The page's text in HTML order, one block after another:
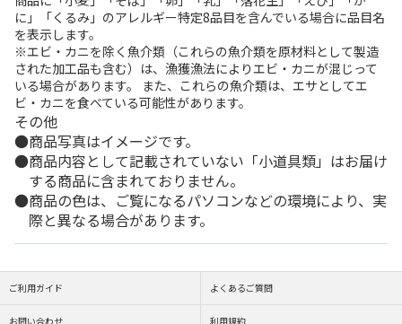
に」「くるみ」のアレルギー特定8品目を含んでいる場合に品目名
を表示します。
※エビ・カニを除く魚介類（これらの魚介類を原材料として製造
された加工品も含む）は、漁獲漁法によりエビ・カニが混じって
いる場合があります。 また、これらの魚介類は、エサとしてエ
ビ・カニを食べている可能性があります。
その他
商品写真はイメージです。
商品内容として記載されていない「小道具類」はお届け
する商品に含まれておりません。
商品の色は、ご覧になるパソコンなどの環境により、実
際と異なる場合があります。
ご利用ガイド よくあるご質問
お問い合わせ 利用規約